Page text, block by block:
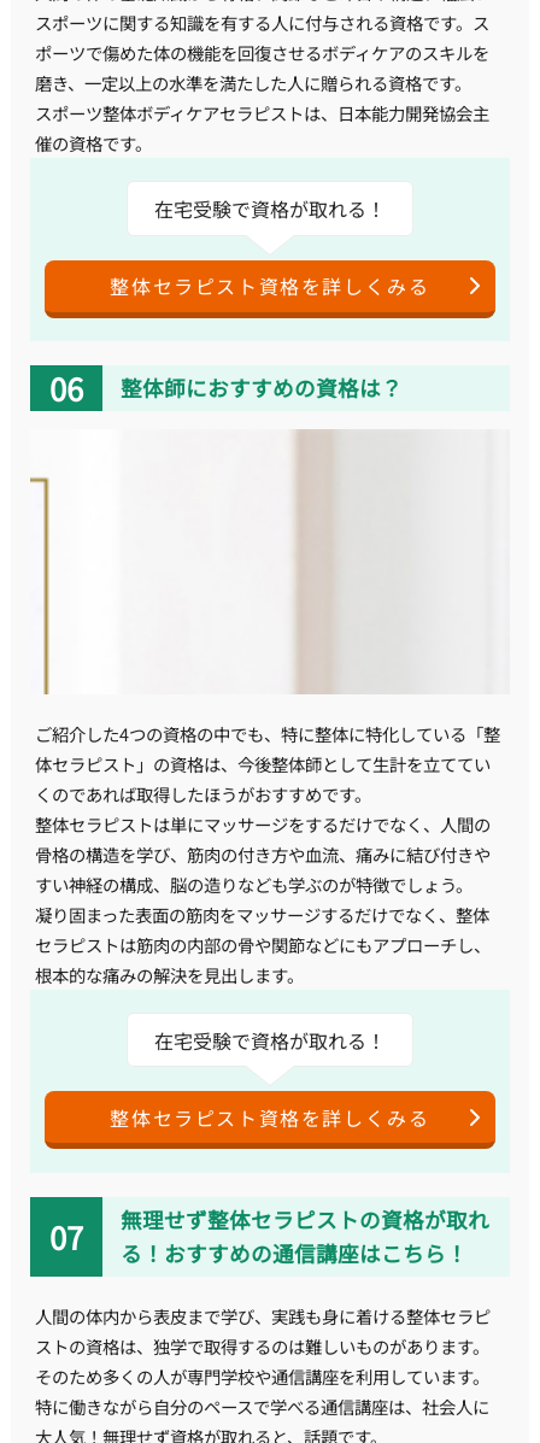
スポーツに関する知識を有する人に付与される資格です。ス
ポーツで傷めた体の機能を回復させるボディケアのスキルを
磨き、一定以上の水準を満たした人に贈られる資格です。
スポーツ整体ボディケアセラピストは、日本能力開発協会主
催の資格です。
在宅受験で資格が取れる！
整体セラピスト資格を詳しくみる
整体師におすすめの資格は？
ご紹介した4つの資格の中でも、特に整体に特化している「整
体セラピスト」の資格は、今後整体師として生計を立ててい
くのであれば取得したほうがおすすめです。
整体セラピストは単にマッサージをするだけでなく、人間の
骨格の構造を学び、筋肉の付き方や血流、痛みに結び付きや
すい神経の構成、脳の造りなども学ぶのが特徴でしょう。
凝り固まった表面の筋肉をマッサージするだけでなく、整体
セラピストは筋肉の内部の骨や関節などにもアプローチし、
根本的な痛みの解決を見出します。
在宅受験で資格が取れる！
整体セラピスト資格を詳しくみる
無理せず整体セラピストの資格が取れ
る！おすすめの通信講座はこちら！
人間の体内から表皮まで学び、実践も身に着ける整体セラピ
ストの資格は、独学で取得するのは難しいものがあります。
そのため多くの人が専門学校や通信講座を利用しています。
特に働きながら自分のペースで学べる通信講座は、社会人に
大人気！無理せず資格が取れると、話題です。